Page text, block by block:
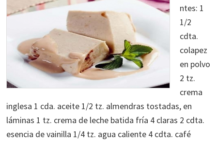
ntes: 1
1/2
cdta.
colapez
en polvo
2 tz.
crema
inglesa 1 cda. aceite 1/2 tz. almendras tostadas, en
láminas 1 tz. crema de leche batida fría 4 claras 2 cdta.
esencia de vainilla 1/4 tz. agua caliente 4 cdta. café